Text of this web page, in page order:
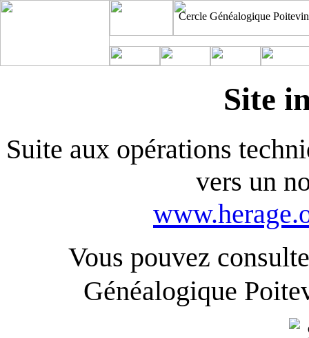
Cercle Généalogique Poitevin
Site
Suite aux opérations
vers un
Vous pouvez
Généalogique